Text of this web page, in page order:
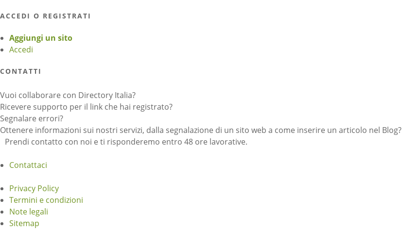
ACCEDI O REGISTRATI
Aggiungi un sito
Accedi
CONTATTI
Vuoi collaborare con Directory Italia?
Ricevere supporto per il link che hai registrato?
Segnalare errori?
Ottenere informazioni sui nostri servizi, dalla segnalazione di un sito web a come inserire un articolo nel Blog?
Prendi contatto con noi e ti risponderemo entro 48 ore lavorative.
Contattaci
Privacy Policy
Termini e condizioni
Note legali
Sitemap